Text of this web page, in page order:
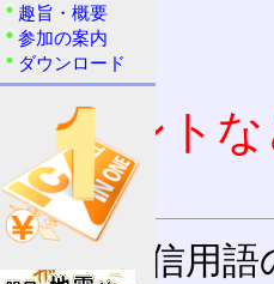
コメント
通信用
趣旨・概要
参加の案内
ダウンロード